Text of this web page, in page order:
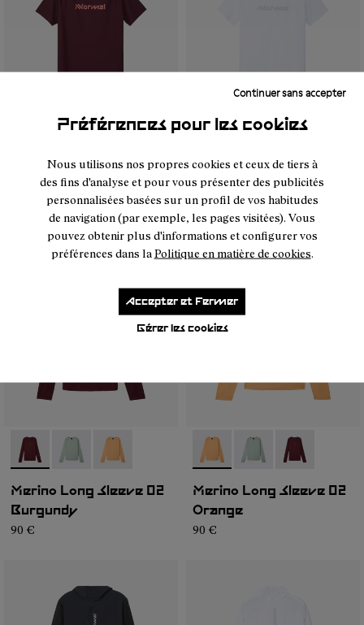
Préférences pour les cookies
Nous utilisons nos propres cookies et ceux de tiers à
des fins d'analyse et pour vous présenter des publicités
personnalisées basées sur un profil de vos habitudes
de navigation (par exemple, les pages visitées). Vous
pouvez obtenir plus d'informations et configurer vos
préférences dans laPolitique en matière de cookies.
Gérer les cookies
Continuer sans accepter
Accepter et Fermer
Race T-shirt 02
Burgundy
Race T-shirt 02 White
60 €
- NC3ML1M-001
- NC3ML1M-003- NC3ML1M-002
Merino Long Sleeve 02
Burgundy
90 €
- NC3ML1M-002
- NC3ML1M-003
- NC3ML1M-
Merino Long Sleeve 02
Orange
90 €